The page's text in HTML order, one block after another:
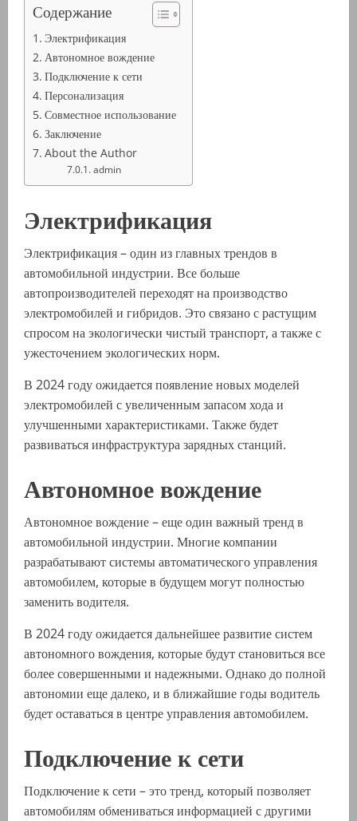
Содержание
Электрификация
Автономное вождение
Подключение к сети
Персонализация
Совместное использование
Заключение
About the Author
admin
Электрификация
Электрификация – один из главных трендов в
автомобильной индустрии. Все больше
автопроизводителей переходят на производство
электромобилей и гибридов. Это связано с растущим
спросом на экологически чистый транспорт, а также с
ужесточением экологических норм.
В 2024 году ожидается появление новых моделей
электромобилей с увеличенным запасом хода и
улучшенными характеристиками. Также будет
развиваться инфраструктура зарядных станций.
Автономное вождение
Автономное вождение – еще один важный тренд в
автомобильной индустрии. Многие компании
разрабатывают системы автоматического управления
автомобилем, которые в будущем могут полностью
заменить водителя.
В 2024 году ожидается дальнейшее развитие систем
автономного вождения, которые будут становиться все
более совершенными и надежными. Однако до полной
автономии еще далеко, и в ближайшие годы водитель
будет оставаться в центре управления автомобилем.
Подключение к сети
Подключение к сети – это тренд, который позволяет
автомобилям обмениваться информацией с другими